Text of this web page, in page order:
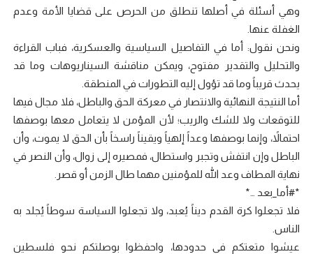
وهي أسئلة في أصلها تنطلق من الحرص على قضايا الأمة وعدم
الغفلة عنها.
ونحن نقول: أما في التفاصيل السياسية والعسكرية، فباب القراءة
والتحليل والتقدير مفتوح، ويمكن مناقشة السيناريوهات وما قد
يحدث قريباً وما قد تؤول إليه التطورات في المنطقة.
أما النتيجة النهائية والانتصار في معركة الحق والباطل، فلا مجال فيها
للتوقعات ولا للشك والريب؛ لأن المؤمن لا يتعامل معها بوصفها
احتمالاً، وإنما بوصفها وعداً إلهياً ويقيناً راسخاً بأن الحق لا يموت، وأن
الباطل وإن انتفش وتجبر واستطال، فمصيره إلى زوال، وأن النصر في
نهاية المطاف وعد الله للمؤمنين مهما طال الزمن أو قصر.
*#أما_بعد …*
فلا تجعلوا كرة القدم ديناً يُعبد، ولا تجعلوا السياسة سوطاً يُجلد به
الناس.
عيشوا متعتكم في حدودها، واحفظوا بوصلتكم نحو فلسطين